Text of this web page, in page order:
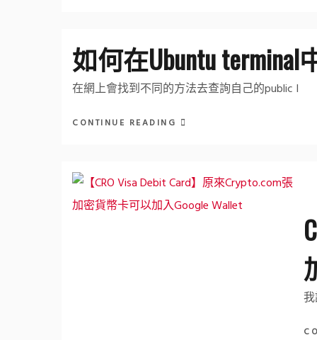
如何在Ubuntu
在網上會找到不同的方法去查詢自己的public I
CONTINUE READING